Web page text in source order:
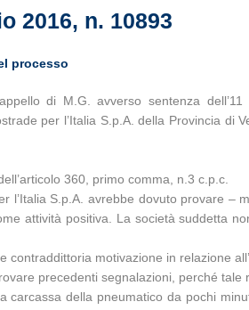
2016, n. 10893
processo
di M.G. avverso sentenza
per l’Italia S.p.A. della Provincia di
360, primo comma, n.3 c.p.c.
S.p.A. avrebbe dovuto provare –
attività positiva. La società suddetta
motivazione in relazione
precedenti segnalazioni, perché tale
della pneumatico da pochi